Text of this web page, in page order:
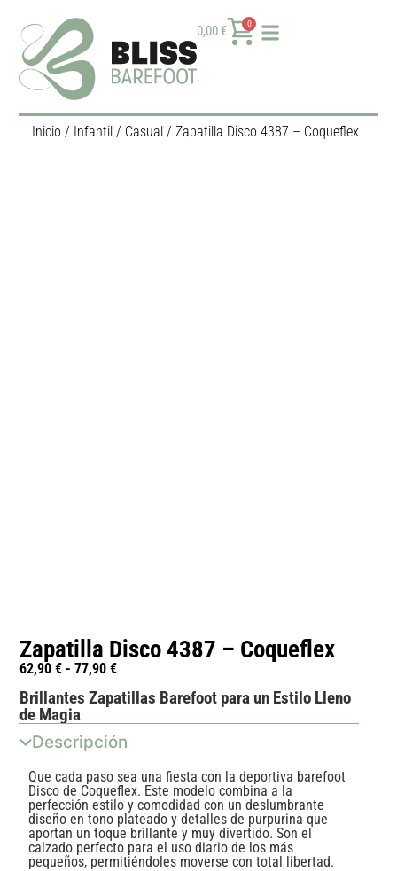
0,00€ 0
Inicio / Infantil/ Casual/ Zapatilla Disco 4387 – Coqueflex
Zapatilla Disco 4387 – Coqueflex
62,90€ - 77,90€
Brillantes Zapatillas Barefoot para un Estilo Lleno
de Magia
Descripción
Que cada paso sea una fiesta con la deportiva barefoot
Disco de Coqueflex. Este modelo combina a la
perfección estilo y comodidad con un deslumbrante
diseño en tono plateado y detalles de purpurina que
aportan un toque brillante y muy divertido. Son el
calzado perfecto para el uso diario de los más
pequeños, permitiéndoles moverse con total libertad.